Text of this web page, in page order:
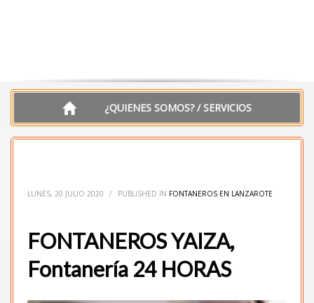
¿QUIENES SOMOS? / SERVICIOS
LUNES, 20 JULIO 2020 / PUBLISHED IN FONTANEROS EN LANZAROTE
FONTANEROS YAIZA,
Fontanería 24 HORAS